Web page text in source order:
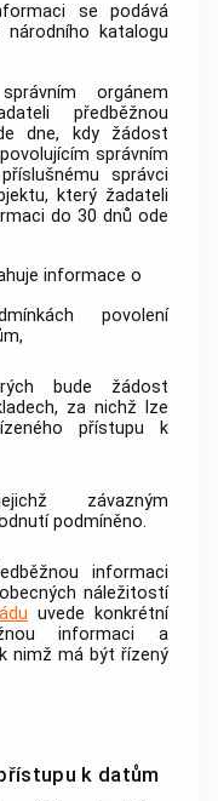
se podává
katalogu
orgánem
předběžnou
dne, kdy žádost
správním
správci
který žadateli
do 30 dnů ode
informace o
povolení
bude žádost
za nichž lze
přístupu k
závazným
podmíněno.
informaci
náležitostí
uvede konkrétní
informaci a
nimž má být řízený
k datům